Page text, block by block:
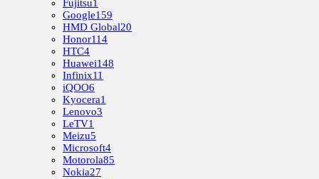
Fujitsu1
Google159
HMD Global20
Honor114
HTC4
Huawei148
Infinix11
iQOO6
Kyocera1
Lenovo3
LeTV1
Meizu5
Microsoft4
Motorola85
Nokia27